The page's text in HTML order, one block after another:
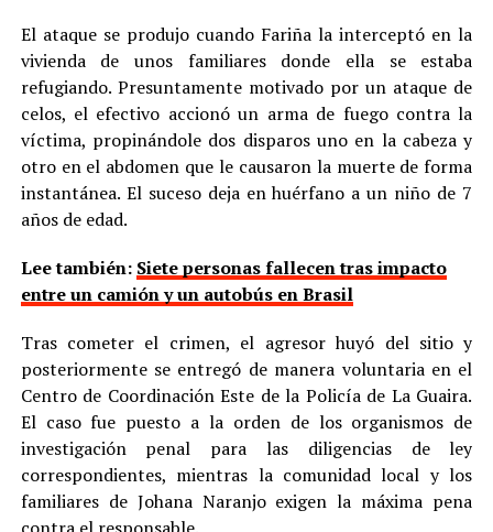
El ataque se produjo cuando Fariña la interceptó en la
vivienda de unos familiares donde ella se estaba
refugiando. Presuntamente motivado por un ataque de
celos, el efectivo accionó un arma de fuego contra la
víctima, propinándole dos disparos uno en la cabeza y
otro en el abdomen que le causaron la muerte de forma
instantánea. El suceso deja en huérfano a un niño de 7
años de edad.
Lee también: Siete personas fallecen tras impacto
entre un camión y un autobús en Brasil
Tras cometer el crimen, el agresor huyó del sitio y
posteriormente se entregó de manera voluntaria en el
Centro de Coordinación Este de la Policía de La Guaira.
El caso fue puesto a la orden de los organismos de
investigación penal para las diligencias de ley
correspondientes, mientras la comunidad local y los
familiares de Johana Naranjo exigen la máxima pena